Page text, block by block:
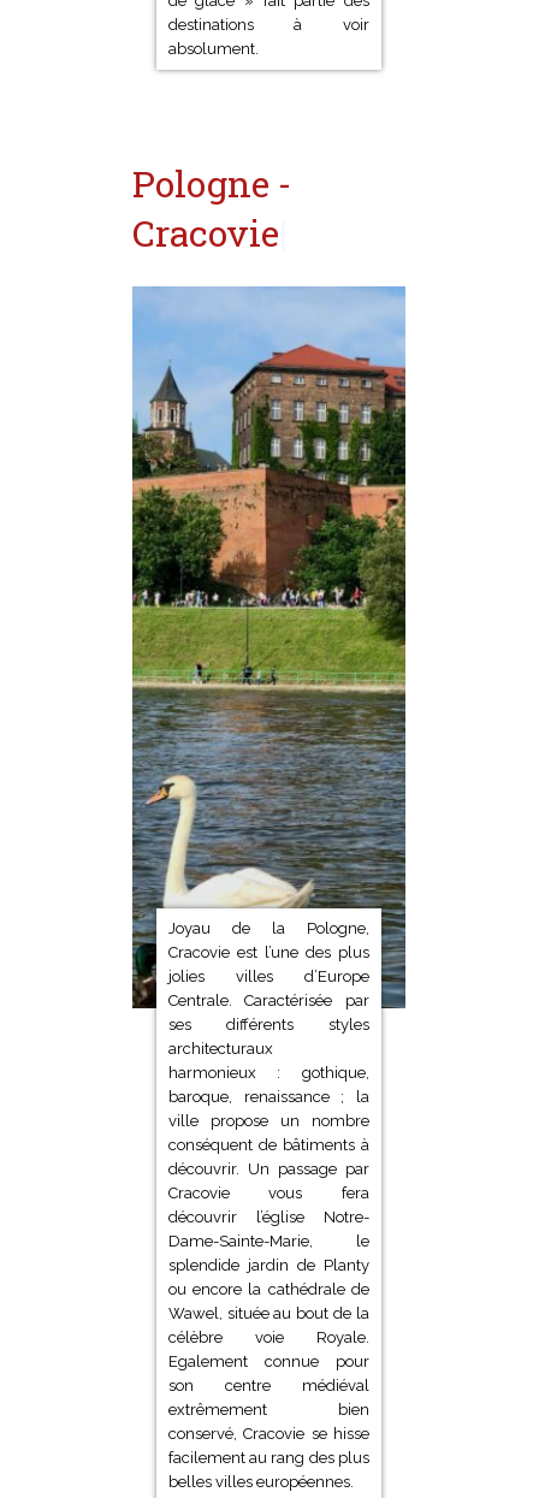
national d’Islande… La
capitale de « l’île de feu et
de glace » fait partie des
destinations à voir
Pologne -
Cracovie|
Joyau de la Pologne,
Cracovie est l’une des plus
jolies villes d’Europe
Centrale. Caractérisée par
ses différents styles
architecturaux
harmonieux : gothique,
baroque, renaissance ; la
ville propose un nombre
conséquent de bâtiments à
découvrir. Un passage par
Cracovie vous fera
découvrir l’église Notre-
Dame-Sainte-Marie, le
splendide jardin de Planty
ou encore la cathédrale de
Wawel, située au bout de la
célèbre voie Royale.
Egalement connue pour
son centre médiéval
extrêmement bien
conservé, Cracovie se hisse